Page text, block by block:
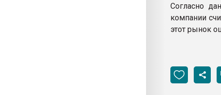
Согласно
компании
этот рынок